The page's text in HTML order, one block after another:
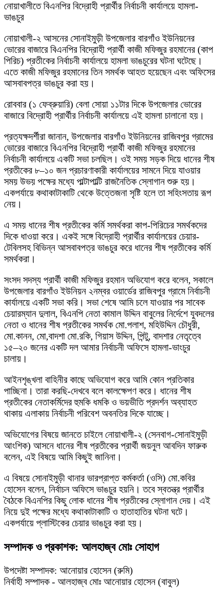
নোয়াখালীতে বিএনপির বিদ্রোহী প্রার্থীর নির্বাচনী কার্যালয়ে হামলা-
ভাঙচুর
নোয়াখালী-২ আসনের সোনাইমুড়ী উপজেলার বারগাঁও ইউনিয়নের
ভোরের বাজারে বিএনপির বিদ্রোহী প্রার্থী কাজী মফিজুর রহমানের (কাপ
পিরিচ) প্রতীকের নির্বাচনী কার্যালয়ে হামলা ভাঙচুরের ঘটনা ঘটেছে।
এতে কাজী মফিজুর রহমানের তিন সমর্থক আহত হয়েছেন এবং অফিসের
আসবাবপত্র ভাঙচুর করা হয়।
রোববার (১ ফেব্রুয়ারি) বেলা সোয়া ১১টার দিকে উপজেলার ভোরের
বাজারে বিদ্রোহী প্রার্থীর নির্বাচনী কার্যালয়ে এই হামলা চালানো হয়।
প্রত্যক্ষদর্শীরা জানান, উপজেলার বারগাঁও ইউনিয়নের রাজিবপুর গ্রামের
ভোরের বাজারে বিএনপির বিদ্রোহী প্রার্থী কাজী মফিজুর রহমানের
নির্বাচনী কার্যালয়ে একটি সভা চলছিল। ওই সময় সড়ক দিয়ে ধানের শীষ
প্রতীকের ৮–১০ জন প্রচারণাকারী কার্যালয়ের সামনে দিয়ে যাওয়ার
সময় উভয় পক্ষের মধ্যে পাল্টাপাল্টি রাজনৈতিক স্লোগান শুরু হয়।
একপর্যায়ে কথাকাটাকাটি থেকে উত্তেজনা সৃষ্টি হলে তা সহিংসতায় রূপ
নেয়।
এ সময় ধানের শীষ প্রতীকের কর্মি সমর্থকরা কাপ-পিরিচের সমর্থকদের
দিকে ধাওয়া করে। একই সঙ্গে বিদ্রোহী প্রার্থীর কার্যালয়ের চেয়ার-
টেবিলসহ বিভিন্ন আসবাবপত্র ভাঙচুর করে ধানের শীষ প্রতীকের কর্মি
সমর্থকরা।
সংসদ সদস্য প্রার্থী কাজী মফিজুর রহমান অভিযোগ করে বলেন, সকালে
উপজেলার বারগাঁও ইউনিয়ন ২নম্বর ওয়ার্ডের রাজিবপুর গ্রামে নির্বাচনী
কার্যালয়ে একটি সভা করি। সভা শেষে আমি চলে যাওয়ার পর সাবেক
চেয়ারম্যান দুলাল, বিএনপি নেতা কামাল উদ্দিন বাবুলের নির্দেশে যুবদলের
নেতা ও ধানের শীষ প্রতীকের সমর্থক মো.পলাশ, মহিউদ্দিন চৌধুরী,
মো.কানন, মো,বাদশা মো.রকি, গিয়াস উদ্দিন, পিন্টু, বাদশার নেতৃত্বে
১৫–২০ জনের একটি দল আমার নির্বাচনী অফিসে হামলা-ভাংচুর
চালায়।
আইনশৃঙ্খলা বাহিনীর কাছে অভিযোগ করে আমি কোন প্রতিকার
পাচ্ছিনা। তারা করছি-দেখবে বলে কালক্ষেপণ করে। ধানের শীষ
প্রতীকের নেতাকর্মিদের হুমকি ধমকি ও ভয়ভীতি প্রদর্শন অব্যাহত
থাকায় এলাকায় নির্বাচনী পরিবেশ অবনতির দিকে যাচ্ছে।
অভিযোগের বিষয়ে জানতে চাইলে নোয়াখালী-২ (সেনবাগ-সোনাইমুড়ী
আংশিক) আসনে ধানের শীষ প্রতীকের প্রার্থী জয়নুল আবদিন ফারুক
বলেন, এই বিষয়ে আমি কিছুই জানিনা।
এ বিষয়ে সোনাইমুড়ী থানার ভারপ্রাপ্ত কর্মকর্তা (ওসি) মো.কবির
হোসেন বলেন, নির্বাচন অফিসে ভাঙচুর হয়নি। তবে স্বতন্ত্র প্রার্থীর
বৈঠকে বিএনপির কিছু লোক ধানের শীষ প্রতীকের স্লোগান দেয়। এই
নিয়ে দুই পক্ষের মধ্যে কথাকাটাকাটি ও হাতাহাতির ঘটনা ঘটে।
একপর্যায়ে প্লাস্টিকের চেয়ার ভাঙচুর করা হয়।
সম্পাদক ও প্রকাশক: আলহাজ্ব মোঃ সোহাগ
উপদেষ্টা সম্পাদক: আনোয়ার হোসেন (রুমি)
নির্বাহী সম্পাদক - আলহাজ্ব মোঃ আনোয়ার হোসেন (বাবুল)